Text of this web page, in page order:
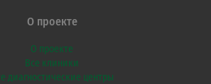
О проекте
О проекте
Все клиники
диагностические центры